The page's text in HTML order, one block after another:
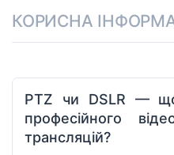
КОРИСНА
PTZ чи DSLR —
професійного
трансляцій?